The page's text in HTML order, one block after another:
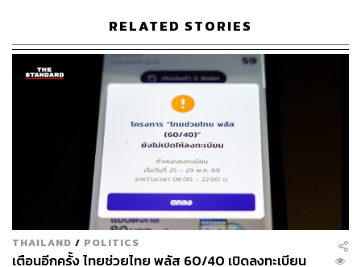
กลุ่มกระแสหลัก (Mass) มากขึ้น เพื่อดึงผู้ใช้ในโลกออฟไลน์
ให้หันมาใช้บริการสั่งอาหารผ่านแอปฯ เนื่องจากมองว่าคู่
แข่งในตลาด Food Delivery ของ GET ไม่ใช่ผู้ประกอบการ
เจ้าอื่นๆ แต่คือโลกออฟไลน์
เริ่มต้นจากการเปิดตัวแคมเปญ ‘อยากกินอะไร สั่ง GET เลย’
และ ‘Only At GET’ สร้างออริจินัลคอนเทนต์ในรูปแบบเมนู
อาหารสุดพิเศษ 7 เมนูจากเชฟและร้านอาหารชื่อดัง ที่ผู้
บริโภคจะสามารถสั่งได้ผ่านแพลตฟอร์มของ GET เท่านั้น
เพื่อสร้างประสบการณ์การสั่งอาหารที่ต่างออกไปจากเดิม
เริ่มตั้งแต่ 8 สิงหาคม ถึง 7 กันยายนนี้ พร้อมเปิดตัวพรี
เซนเตอร์คนแรก นนท์-ธนนท์ จำเริญ โดยต่อจากนี้จะเริ่มเดิน
เกมเน้นทำการตลาดสื่อสารกับกลุ่มผู้บริโภคทั้งออฟไลน์และ
RELATED STORIES
THAILAND / POLITICS
เตือนอีกครั้ง ไทยช่วยไทย พลัส 60/40 เปิดลงทะเบียน